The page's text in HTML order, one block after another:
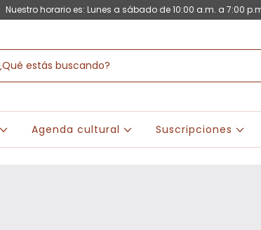
Nuestro horario es: Lunes a sábado de 10:00 a.m. a 7:00
Agenda cultural Suscripciones